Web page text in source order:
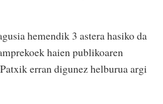
hemendik 3 astera hasiko da
haien publikoaren
erran digunez helburua argi